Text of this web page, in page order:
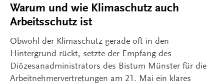
Warum und wie Klimaschutz auch
Arbeitsschutz ist
Obwohl der Klimaschutz gerade oft in den
Hintergrund rückt, setzte der Empfang des
Diözesanadministrators des Bistum Münster für die
Arbeitnehmervertretungen am 21. Mai ein klares